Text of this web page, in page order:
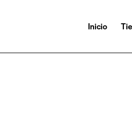
Inicio